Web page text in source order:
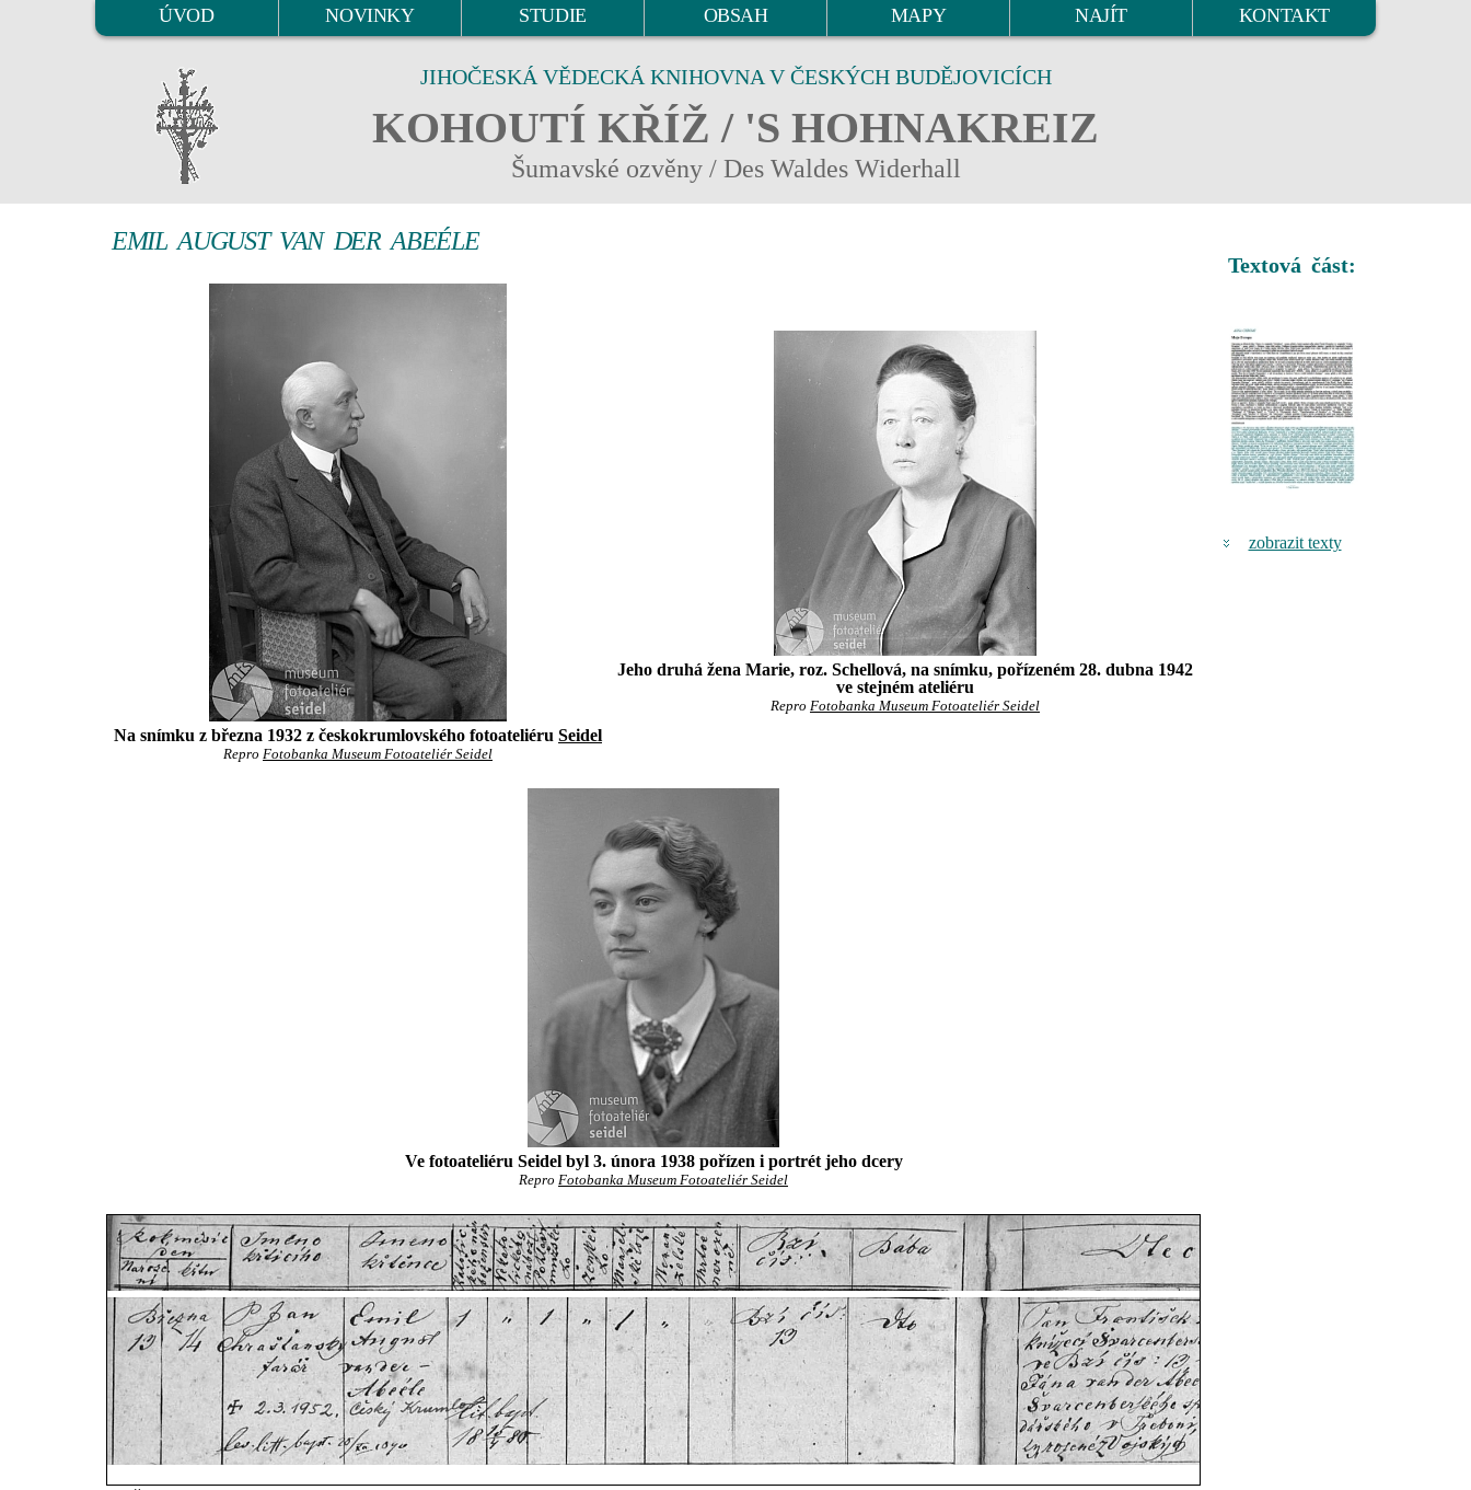
ÚVOD NOVINKY STUDIE OBSAH MAPY NAJÍT KONTAKT
JIHOČESKÁ VĚDECKÁ KNIHOVNA V ČESKÝCH BUDĚJOVICÍCH
KOHOUTÍ KŘÍŽ / 'S HOHNAKREIZ
Šumavské ozvěny / Des Waldes Widerhall
EMIL AUGUST VAN DER ABEÉLE
Na snímku z března 1932 z českokrumlovského fotoateliéru Seidel
Repro Fotobanka Museum Fotoateliér Seidel
Jeho druhá žena Marie, roz. Schellová, na snímku, pořízeném 28. dubna 1942
ve stejném ateliéru
Repro Fotobanka Museum Fotoateliér Seidel
Ve fotoateliéru Seidel byl 3. února 1938 pořízen i portrét jeho dcery
Repro Fotobanka Museum Fotoateliér Seidel
Textová část:
zobrazit texty